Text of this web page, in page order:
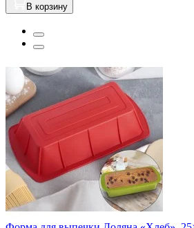
В корзину